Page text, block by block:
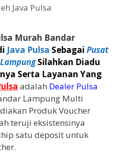
Java Pulsa
Murah Bandar
Java Pulsa Sebagai Pusat
Silahkan Diadu
nya Serta Layanan Yang
adalah Dealer Pulsa
Lampung Multi
Produk Voucher
teruji eksistensinya
satu deposit untuk